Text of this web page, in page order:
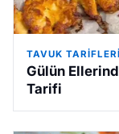
TAVUK TARIFLERI
Gülün
Tarifi